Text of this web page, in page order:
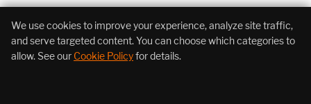
+1 (855) 206-7352
We use cookies to improve your experience, analyze site traffic,
and serve targeted content. You can choose which categories to
allow. See our Cookie Policyfor details.